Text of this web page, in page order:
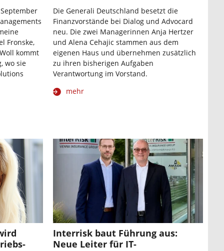
Fronske,
kommt
wo sie
Die Generali Deutschland besetzt die
Finanzvorstände bei Dialog und Advocard
neu. Die zwei Managerinnen Anja Hertzer
und Alena Cehajic stammen aus dem
eigenen Haus und übernehmen zusätzlich
zu ihren bisherigen Aufgaben
Verantwortung im Vorstand.
mehr
Interrisk baut Führung aus:
Neue Leiter für IT-